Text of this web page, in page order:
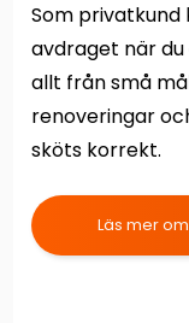
Som privatkund
avdraget när
allt från små
renoveringar
sköts korrekt.
Läs mer